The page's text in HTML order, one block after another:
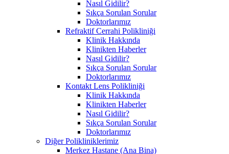
Nasıl Gidilir?
Sıkça Sorulan Sorular
Doktorlarımız
Refraktif Cerrahi Polikliniği
Klinik Hakkında
Klinikten Haberler
Nasıl Gidilir?
Sıkça Sorulan Sorular
Doktorlarımız
Kontakt Lens Polikliniği
Klinik Hakkında
Klinikten Haberler
Nasıl Gidilir?
Sıkça Sorulan Sorular
Doktorlarımız
Diğer Polikliniklerimiz
Merkez Hastane (Ana Bina)